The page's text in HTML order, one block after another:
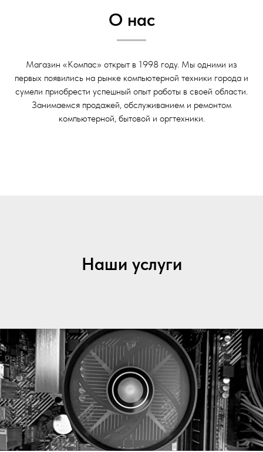
О нас
Магазин «Компас» открыт в 1998 году. Мы одними из
первых появились на рынке компьютерной техники города и
сумели приобрести успешный опыт работы в своей области.
Занимаемся продажей, обслуживанием и ремонтом
компьютерной, бытовой и оргтехники.
Наши услуги